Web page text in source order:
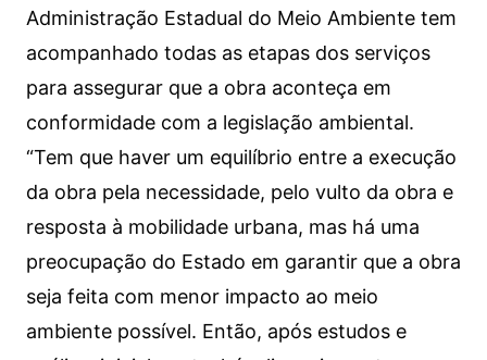
Administração Estadual do Meio Ambiente tem
acompanhado todas as etapas dos serviços
para assegurar que a obra aconteça em
conformidade com a legislação ambiental.
“Tem que haver um equilíbrio entre a execução
da obra pela necessidade, pelo vulto da obra e
resposta à mobilidade urbana, mas há uma
preocupação do Estado em garantir que a obra
seja feita com menor impacto ao meio
ambiente possível. Então, após estudos e